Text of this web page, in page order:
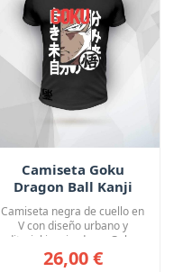
Camiseta Goku
Dragon Ball Kanji
Street Style
Camiseta negra de cuello en
V con diseño urbano y
editorial inspirado en Goku...
26,00 €